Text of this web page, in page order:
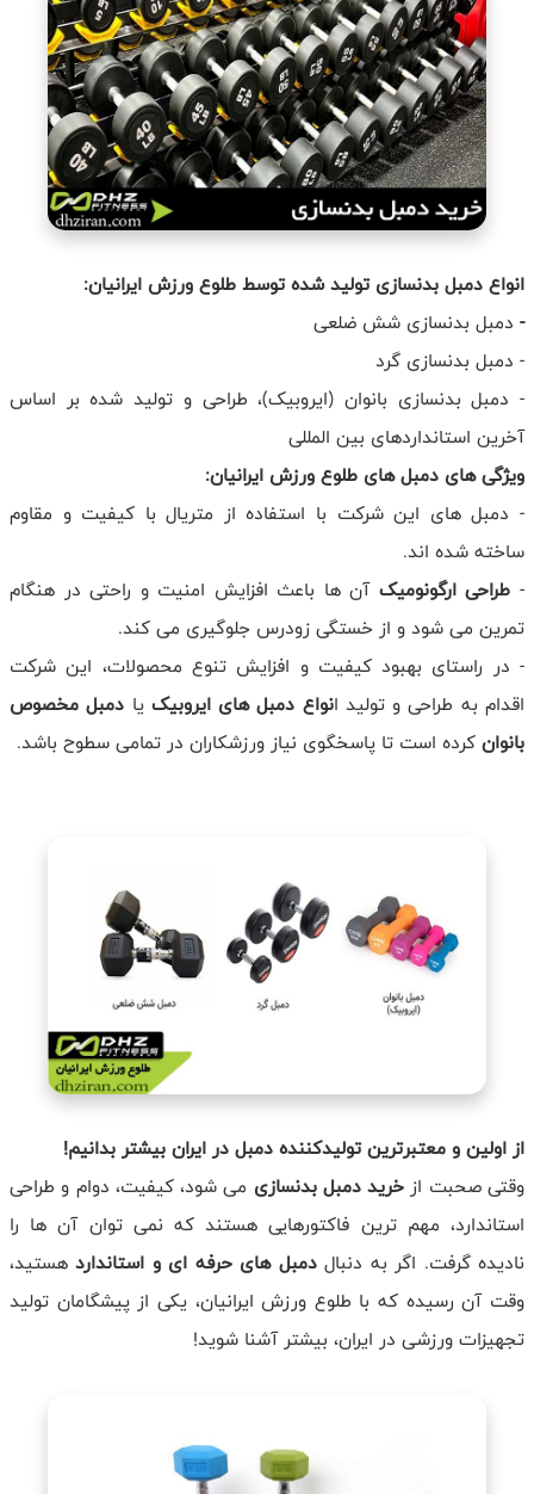
انواع دمبل بدنسازی تولید شده توسط طلوع ورزش ایرانیان:
- دمبل بدنسازی شش ضلعی
- دمبل بدنسازی گرد
- دمبل بدنسازی بانوان (ایروبیک)، طراحی و تولید شده بر اساس
آخرین استانداردهای بین المللی
ویژگی های دمبل های طلوع ورزش ایرانیان:
- دمبل های این شرکت با استفاده از متریال با کیفیت و مقاوم
ساخته شده اند.
- طراحی ارگونومیک آن ها باعث افزایش امنیت و راحتی در هنگام
تمرین می شود و از خستگی زودرس جلوگیری می کند.
- در راستای بهبود کیفیت و افزایش تنوع محصولات، این شرکت
اقدام به طراحی و تولید انواع دمبل های ایروبیک یا دمبل مخصوص
بانوانکرده است تا پاسخگوی نیاز ورزشکاران در تمامی سطوح باشد.
از اولین و معتبرترین تولیدکننده دمبل در ایران بیشتر بدانیم!
وقتی صحبت ازخرید دمبل بدنسازی می شود، کیفیت، دوام و طراحی
استاندارد، مهم ترین فاکتورهایی هستند که نمی توان آن ها را
نادیده گرفت. اگر به دنبالدمبل های حرفه ای و استاندارد هستید،
وقت آن رسیده که با طلوع ورزش ایرانیان، یکی از پیشگامان تولید
تجهیزات ورزشی در ایران، بیشتر آشنا شوید!